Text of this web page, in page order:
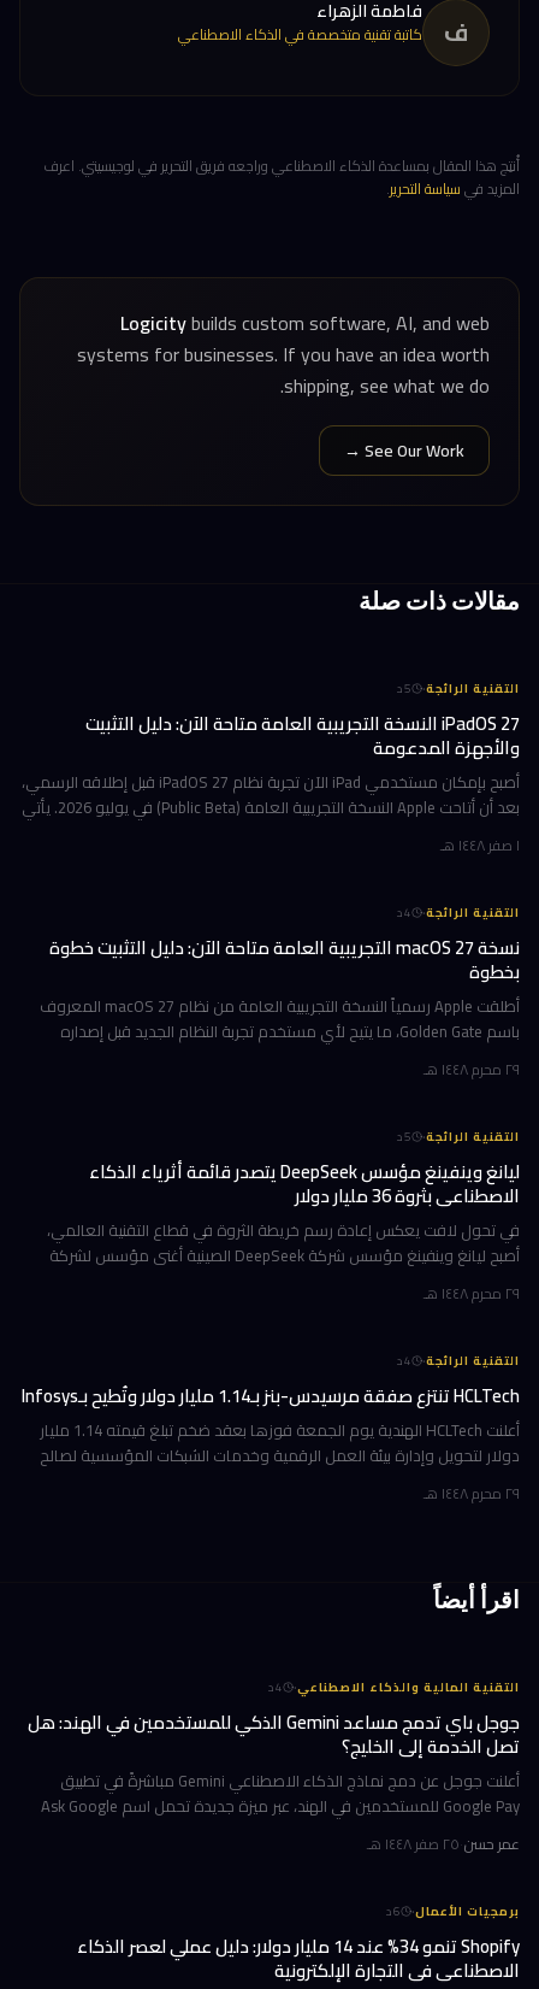
ف فاطمة الزهراء
كاتبة تقنية متخصصة في الذكاء الاصطناعي
أُنتِج هذا المقال بمساعدة الذكاء الاصطناعي وراجعه فريق التحرير في لوجيسيتي. اعرف
المزيد فيسياسة التحرير.
Logicitybuilds custom software, AI, and web
systems for businesses. If you have an idea worth
shipping, see what we do.
See Our Work →
مقالات ذات صلة
التقنية الرائجة·
5د
iPadOS 27 النسخة التجريبية العامة متاحة الآن: دليل التثبيت
والأجهزة المدعومة
أصبح بإمكان مستخدمي iPad الآن تجربة نظام iPadOS 27 قبل إطلاقه الرسمي،
بعد أن أتاحت Apple النسخة التجريبية العامة (Public Beta) في يوليو 2026. يأتي
١ صفر ١٤٤٨ هـ
التقنية الرائجة·
4د
نسخة macOS 27 التجريبية العامة متاحة الآن: دليل التثبيت خطوة
بخطوة
أطلقت Apple رسمياً النسخة التجريبية العامة من نظام macOS 27 المعروف
باسم Golden Gate، ما يتيح لأي مستخدم تجربة النظام الجديد قبل إصداره
٢٩ محرم ١٤٤٨ هـ
التقنية الرائجة·
5د
ليانغ وينفينغ مؤسس DeepSeek يتصدر قائمة أثرياء الذكاء
الاصطناعي بثروة 36 مليار دولار
في تحول لافت يعكس إعادة رسم خريطة الثروة في قطاع التقنية العالمي،
أصبح ليانغ وينفينغ مؤسس شركة DeepSeek الصينية أغنى مؤسس لشركة
٢٩ محرم ١٤٤٨ هـ
التقنية الرائجة·
4د
HCLTech تنتزع صفقة مرسيدس-بنز بـ1.14 مليار دولار وتُطيح بـInfosys
أعلنت HCLTech الهندية يوم الجمعة فوزها بعقد ضخم تبلغ قيمته 1.14 مليار
دولار لتحويل وإدارة بيئة العمل الرقمية وخدمات الشبكات المؤسسية لصالح
٢٩ محرم ١٤٤٨ هـ
اقرأ أيضاً
التقنية المالية والذكاء الاصطناعي·
4د
جوجل باي تدمج مساعد Gemini الذكي للمستخدمين في الهند: هل
تصل الخدمة إلى الخليج؟
أعلنت جوجل عن دمج نماذج الذكاء الاصطناعي Gemini مباشرةً في تطبيق
Google Pay للمستخدمين في الهند، عبر ميزة جديدة تحمل اسم Ask Google
عمر حسن·٢٥ صفر ١٤٤٨ هـ
برمجيات الأعمال·
6د
Shopify تنمو 34% عند 14 مليار دولار: دليل عملي لعصر الذكاء
الاصطناعي في التجارة الإلكترونية